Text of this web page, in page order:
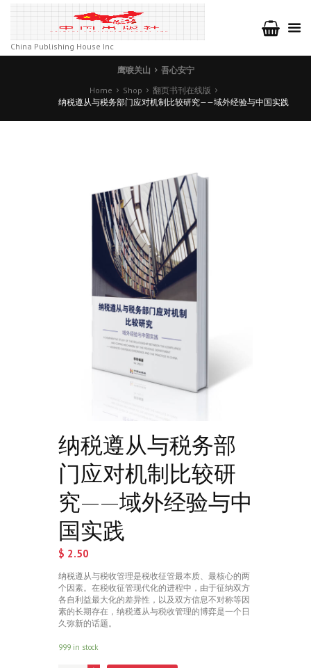
China Publishing House Inc
鹰唳关山
吾心安宁
Home
Shop
翻页书刊在线版
纳税遵从与税务部门应对机制比较研究——域外经验与中国实践
纳税遵从与税务部
门应对机制比较研
究——域外经验与中
国实践
$ 2.50
纳税遵从与税收管理是税收征管最本质、最核心的两
个因素。在税收征管现代化的进程中，由于征纳双方
各自利益最大化的差异性，以及双方信息不对称等因
素的长期存在，纳税遵从与税收管理的博弈是一个日
久弥新的话题。
999 in stock